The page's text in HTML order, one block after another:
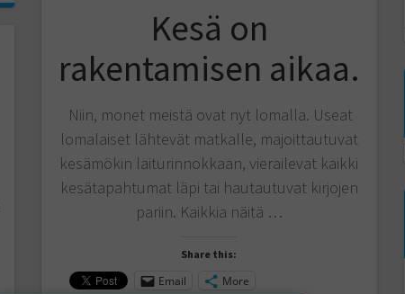
Kesä on
rakentamisen aikaa.
Niin, monet meistä ovat nyt lomalla. Useat
lomalaiset lähtevät matkalle, majoittautuvat
kesämökin laiturinnokkaan, vierailevat kaikki
kesätapahtumat läpi tai hautautuvat kirjojen
pariin. Kaikkia näitä …
Share this:
Email More